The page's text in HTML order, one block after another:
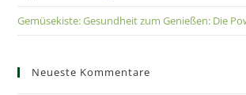
Gemüsekiste: Gesundheit zum Genießen: Die
Neueste Kommentare